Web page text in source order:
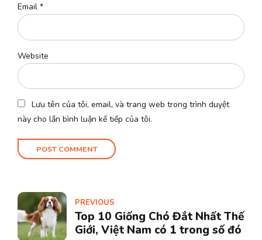
Email *
Website
Lưu tên của tôi, email, và trang web trong trình duyệt
này cho lần bình luận kế tiếp của tôi.
POST COMMENT
PREVIOUS
Top 10 Giống Chó Đắt Nhất Thế
Giới, Việt Nam có 1 trong số đó